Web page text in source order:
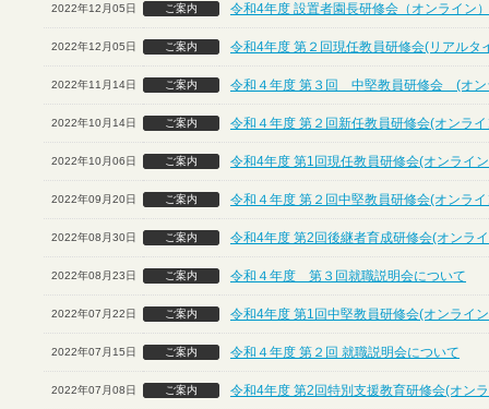
2022年12月05日 ご案内 令和4年度 設置者園長研修会（オンライン）
2022年12月05日 ご案内 令和4年度 第２回現任教員研修会(リアルタ
2022年11月14日 ご案内 令和４年度 第３回 中堅教員研修会 (オン
2022年10月14日 ご案内 令和４年度 第２回新任教員研修会(オンラ
2022年10月06日 ご案内 令和4年度 第1回現任教員研修会(オンライ
2022年09月20日 ご案内 令和４年度 第２回中堅教員研修会(オンラ
2022年08月30日 ご案内 令和4年度 第2回後継者育成研修会(オンラ
2022年08月23日 ご案内 令和４年度 第３回就職説明会について
2022年07月22日 ご案内 令和4年度 第1回中堅教員研修会(オンライ
2022年07月15日 ご案内 令和４年度 第２回 就職説明会について
2022年07月08日 ご案内 令和4年度 第2回特別支援教育研修会(オン